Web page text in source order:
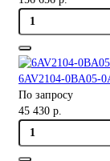
6AV2104-0BA05-
По запросу
45 430 р.